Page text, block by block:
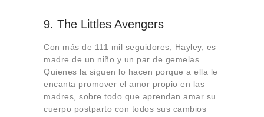
9. The Littles Avengers
Con más de 111 mil seguidores, Hayley, es
madre de un niño y un par de gemelas.
Quienes la siguen lo hacen porque a ella le
encanta promover el amor propio en las
madres, sobre todo que aprendan amar su
cuerpo postparto con todos sus cambios